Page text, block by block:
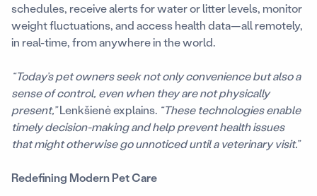
schedules, receive alerts for water or litter levels, monitor
weight fluctuations, and access health data—all remotely,
in real-time, from anywhere in the world.
“Today’s pet owners seek not only convenience but also a
sense of control, even when they are not physically
present,”Lenkšienė explains. “These technologies enable
timely decision-making and help prevent health issues
that might otherwise go unnoticed until a veterinary visit.”
Redefining Modern Pet Care